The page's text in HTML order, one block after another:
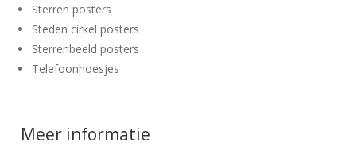
Sterren posters
Steden cirkel posters
Sterrenbeeld posters
Telefoonhoesjes
Meer informatie